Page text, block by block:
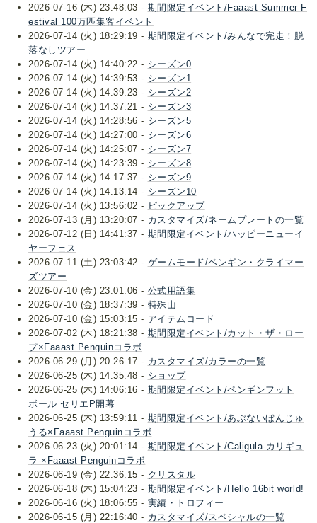
2026-07-16 (木) 23:48:03 - 期間限定イベント/Faaast Summer F
estival 100万匹集客イベント
2026-07-14 (火) 18:29:19 - 期間限定イベント/みんなで完走！脱
落なしツアー
2026-07-14 (火) 14:40:22 - シーズン0
2026-07-14 (火) 14:39:53 - シーズン1
2026-07-14 (火) 14:39:23 - シーズン2
2026-07-14 (火) 14:37:21 - シーズン3
2026-07-14 (火) 14:28:56 - シーズン5
2026-07-14 (火) 14:27:00 - シーズン6
2026-07-14 (火) 14:25:07 - シーズン7
2026-07-14 (火) 14:23:39 - シーズン8
2026-07-14 (火) 14:17:37 - シーズン9
2026-07-14 (火) 14:13:14 - シーズン10
2026-07-14 (火) 13:56:02 - ピックアップ
2026-07-13 (月) 13:20:07 - カスタマイズ/ネームプレートの一覧
2026-07-12 (日) 14:41:37 - 期間限定イベント/ハッピーニューイ
ヤーフェス
2026-07-11 (土) 23:03:42 - ゲームモード/ペンギン・クライマー
ズツアー
2026-07-10 (金) 23:01:06 - 公式用語集
2026-07-10 (金) 18:37:39 - 特殊山
2026-07-10 (金) 15:03:15 - アイテムコード
2026-07-02 (木) 18:21:38 - 期間限定イベント/カット・ザ・ロー
プ×Faaast Penguinコラボ
2026-06-29 (月) 20:26:17 - カスタマイズ/カラーの一覧
2026-06-25 (木) 14:35:48 - ショップ
2026-06-25 (木) 14:06:16 - 期間限定イベント/ペンギンフット
ボール セリエP開幕
2026-06-25 (木) 13:59:11 - 期間限定イベント/あぶないぼんじゅ
うる×Faaast Penguinコラボ
2026-06-23 (火) 20:01:14 - 期間限定イベント/Caligula-カリギュ
ラ-×Faaast Penguinコラボ
2026-06-19 (金) 22:36:15 - クリスタル
2026-06-18 (木) 15:04:23 - 期間限定イベント/Hello 16bit world!
2026-06-16 (火) 18:06:55 - 実績・トロフィー
2026-06-15 (月) 22:16:40 - カスタマイズ/スペシャルの一覧